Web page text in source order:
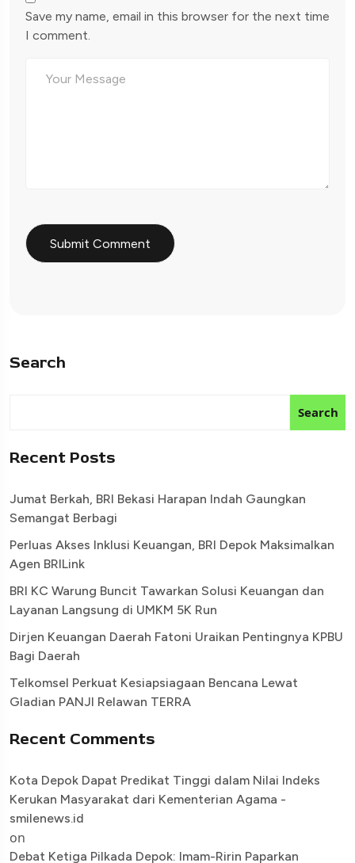
Save my name, email in this browser for the next time
I comment.
Search
Search
Recent Posts
Jumat Berkah, BRI Bekasi Harapan Indah Gaungkan
Semangat Berbagi
Perluas Akses Inklusi Keuangan, BRI Depok Maksimalkan
Agen BRILink
BRI KC Warung Buncit Tawarkan Solusi Keuangan dan
Layanan Langsung di UMKM 5K Run
Dirjen Keuangan Daerah Fatoni Uraikan Pentingnya KPBU
Bagi Daerah
Telkomsel Perkuat Kesiapsiagaan Bencana Lewat
Gladian PANJI Relawan TERRA
Recent Comments
Kota Depok Dapat Predikat Tinggi dalam Nilai Indeks
Kerukan Masyarakat dari Kementerian Agama -
smilenews.id
on
Debat Ketiga Pilkada Depok: Imam-Ririn Paparkan